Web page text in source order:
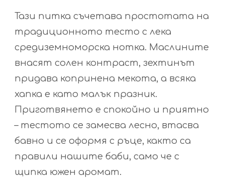
Тази питка съчетава простотата на
традиционното тесто с лека
средиземноморска нотка. Маслините
внасят солен контраст, зехтинът
придава копринена мекота, а всяка
хапка е като малък празник.
Приготвянето е спокойно и приятно
– тестото се замесва лесно, втасва
бавно и се оформя с ръце, както са
правили нашите баби, само че с
щипка южен аромат.